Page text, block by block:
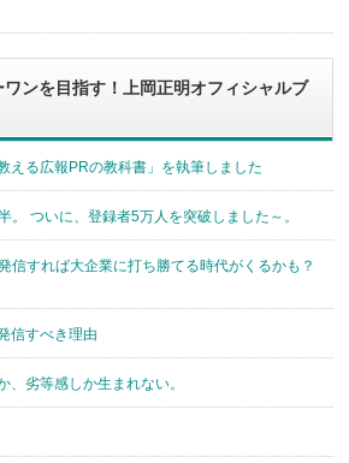
ンを目指す！上岡正明オフィシャルブ
える広報PRの教科書」を執筆しました
。 ついに、登録者5万人を突破しました～。
信すれば大企業に打ち勝てる時代がくるかも？
信すべき理由
、劣等感しか生まれない。